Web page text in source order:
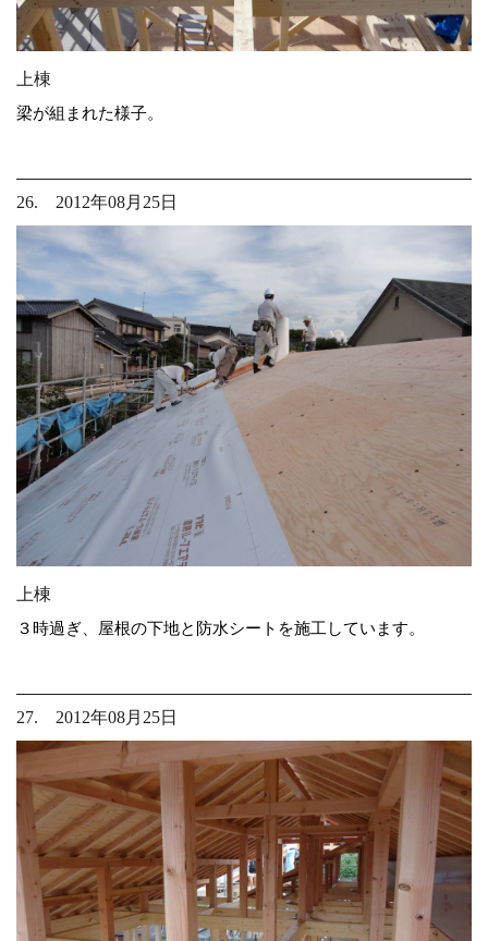
上棟
梁が組まれた様子。
26. 2012年08月25日
上棟
３時過ぎ、屋根の下地と防水シートを施工しています。
27. 2012年08月25日